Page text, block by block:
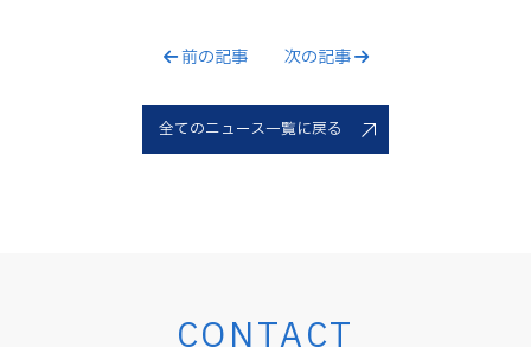
前の記事 次の記事
全てのニュース一覧に戻る
CONTACT